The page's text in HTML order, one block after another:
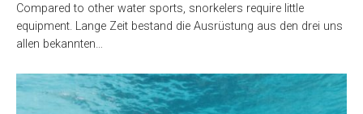
Compared to other water sports, snorkelers require little
equipment. Lange Zeit bestand die Ausrüstung aus den drei uns
allen bekannten…